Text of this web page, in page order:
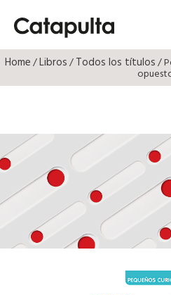
Home/Libros/Todos los títulos/